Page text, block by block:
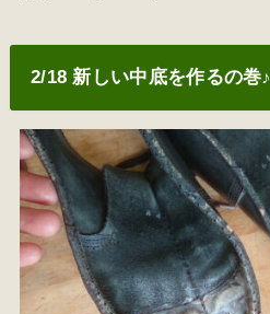
2/18 新しい中底を作るの巻♪